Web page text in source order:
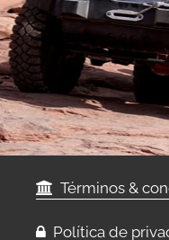
Términos &
Política de